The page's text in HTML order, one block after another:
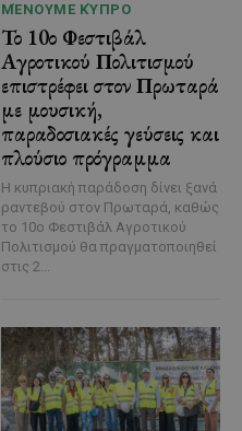
ΜΈΝΟΥΜΕ ΚΎΠΡΟ
Το 10ο Φεστιβάλ
Αγροτικού Πολιτισμού
επιστρέφει στον Πρωταρά
με μουσική,
παραδοσιακές γεύσεις και
πλούσιο πρόγραμμα
Η κυπριακή παράδοση δίνει ξανά
ραντεβού στον Πρωταρά, καθώς
το 10ο Φεστιβάλ Αγροτικού
Πολιτισμού θα πραγματοποιηθεί
στις 2...